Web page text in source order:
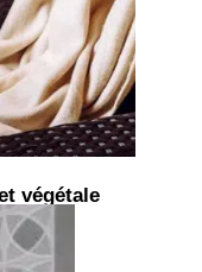
végétale